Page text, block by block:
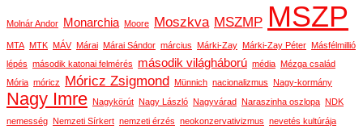
Molnár Andor Monarchia Moore Moszkva MSZMP MSZP
MTA MTK MÁV Márai Márai Sándor március Márki-Zay Márki-Zay Péter Másfélmillió
lépés második katonai felmérés második világháború média Mézga család
Mória móricz Móricz Zsigmond Münnich nacionalizmus Nagy-kormány
Nagy Imre Nagykörút Nagy László Nagyvárad Naraszinha oszlopa NDK
nemesség Nemzeti Sírkert nemzeti érzés neokonzervativizmus nevetés kultúrája